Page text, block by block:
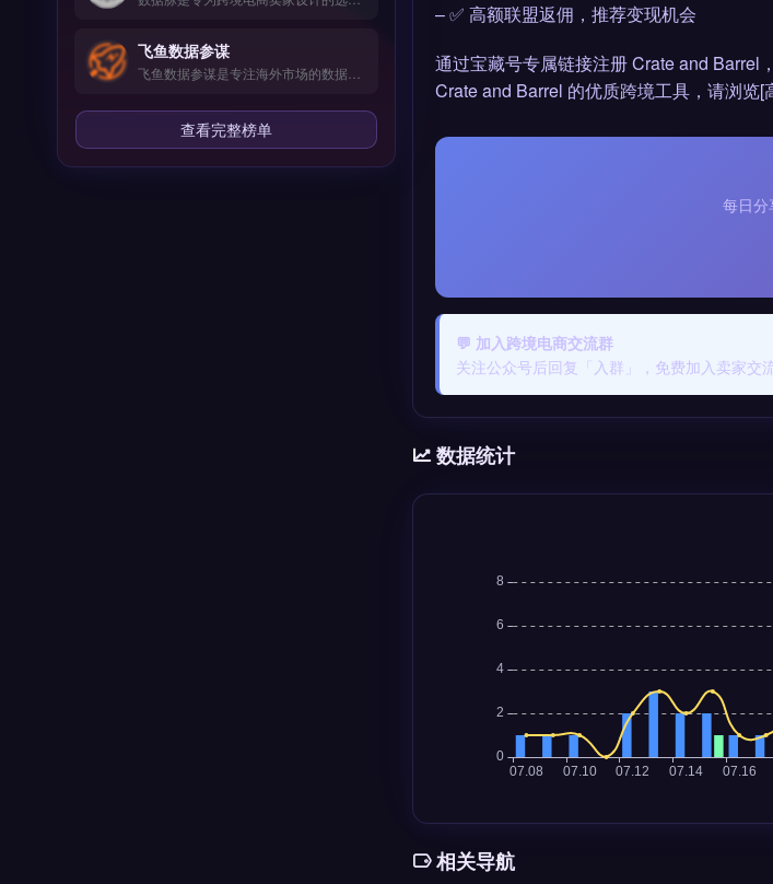
– ✅ 高额联盟返佣，推荐变现机会
通过宝藏号专属链接注册 Crate and Barrel
Crate and Barrel 的优质跨境工具，请浏览[
每日分
💬 加入跨境电商交流群
关注公众号后回复「入群」，免费加入卖家交
数据统计
相关导航
飞鱼数据参谋
查看完整榜单